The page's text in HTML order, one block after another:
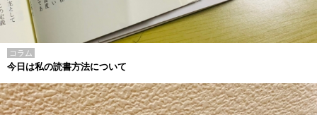
コラム
今日は私の読書方法について